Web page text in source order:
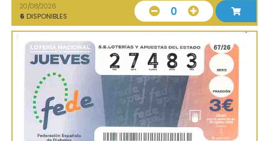
20/08/2026
6 DISPONIBLES 0